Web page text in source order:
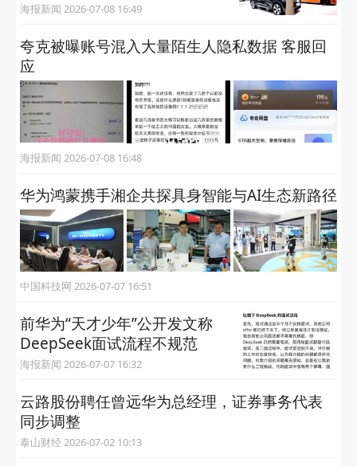
海报新闻 2026-07-08 16:49
夸克被曝账号混入大量陌生人隐私数据 客服回
应
海报新闻 2026-07-08 16:48
华为鸿蒙携手湘企共探具身智能与AI生态新路径
中国科技网 2026-07-07 16:51
前华为“天才少年”公开发文称
DeepSeek面试流程不规范
海报新闻 2026-07-07 16:32
云路股份聘任曾远华为总经理，证券事务代表
同步调整
泰山财经 2026-07-02 10:13